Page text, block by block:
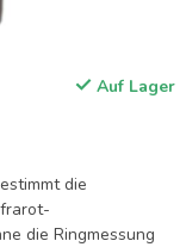
Auf Lager
die
die Ringmessung